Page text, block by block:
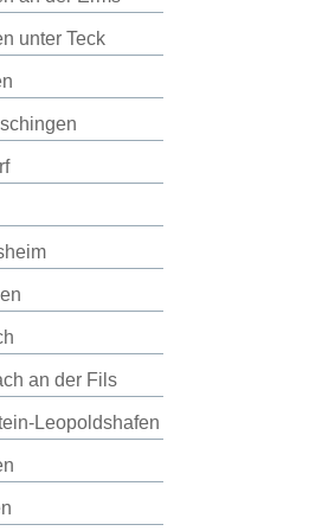
unter Teck
an der Fils
Leopoldshafen